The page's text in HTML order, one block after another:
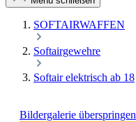
SOFTAIRWAFFEN
Softairgewehre
Softair elektrisch ab 18
Bildergalerie überspringen